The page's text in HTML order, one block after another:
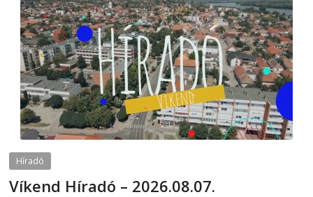
Híradó
Víkend Híradó – 2026.08.07.